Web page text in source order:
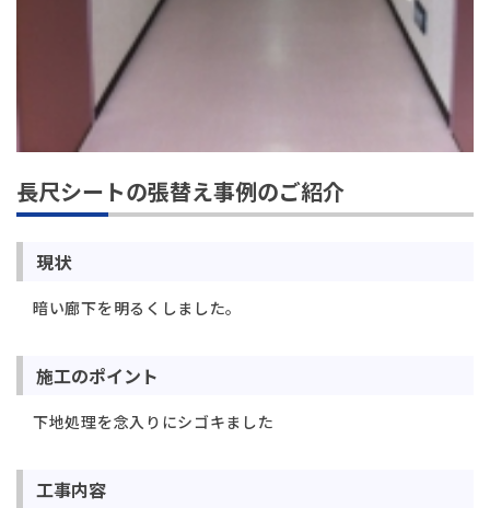
長尺シートの張替え事例のご紹介
現状
暗い廊下を明るくしました。
施工のポイント
下地処理を念入りにシゴキました
工事内容